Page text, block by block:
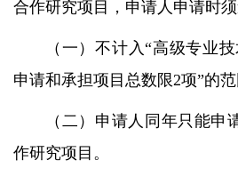
合作研究项目，申请人申请时
（一）不计入“高级专业
申请和承担项目总数限2项”的范
（二）申请人同年只能申
作研究项目。